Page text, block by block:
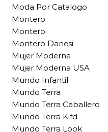
Moda Por Catalogo
Montero
Montero
Montero Danesi
Mujer Moderna
Mujer Moderna USA
Mundo Infantil
Mundo Terra
Mundo Terra Caballero
Mundo Terra Kifd
Mundo Terra Look